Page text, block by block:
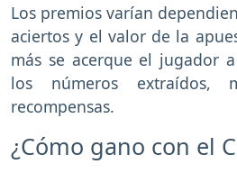
Los premios varían
aciertos y el valor de la
más se acerque el jugador
los números extraídos,
recompensas.
¿Cómo gano con el